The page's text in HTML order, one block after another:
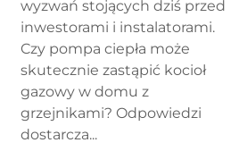
wyzwań stojących dziś przed
inwestorami i instalatorami.
Czy pompa ciepła może
skutecznie zastąpić kocioł
gazowy w domu z
grzejnikami? Odpowiedzi
dostarcza...